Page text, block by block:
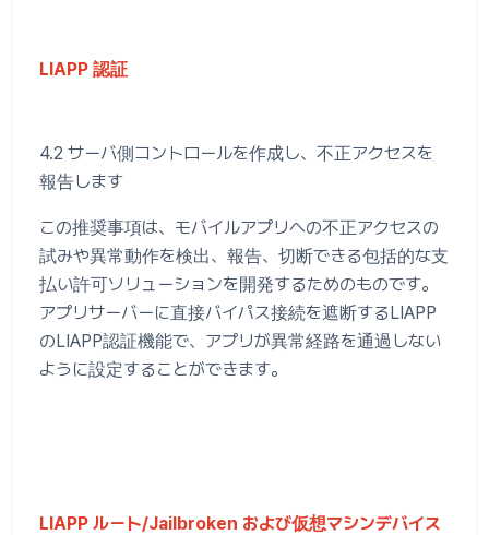
LIAPP 認証
4.2 サーバ側コントロールを作成し、不正アクセスを
報告します
この推奨事項は、モバイルアプリへの不正アクセスの
試みや異常動作を検出、報告、切断できる包括的な支
払い許可ソリューションを開発するためのものです。
アプリサーバーに直接バイパス接続を遮断するLIAPP
のLIAPP認証機能で、アプリが異常経路を通過しない
ように設定することができます。
LIAPP ルート/Jailbroken および仮想マシンデバイス